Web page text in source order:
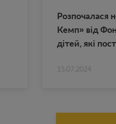
Роз­по­ча­ла­ся
Кемп» від
дітей, які
15.07.2024